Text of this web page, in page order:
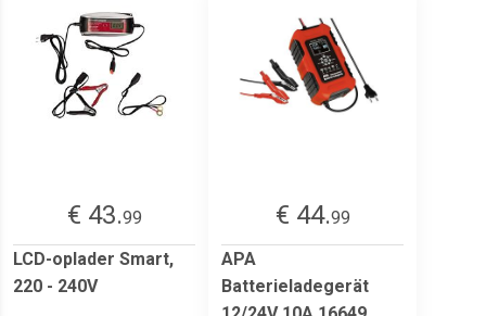
€ 43.99
LCD-oplader Smart,
220 - 240V
€ 44.99
APA
Batterieladegerät